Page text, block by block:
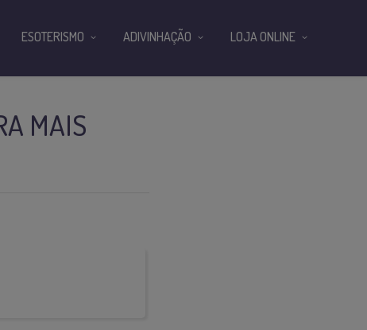
MAIS
ESOTERISMO ADIVINHAÇÃO LOJA ONLINE